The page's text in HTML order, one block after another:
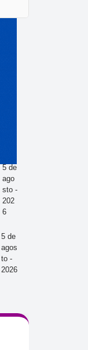
5 de
ago
sto -
202
6
5 de
agos
to -
2026